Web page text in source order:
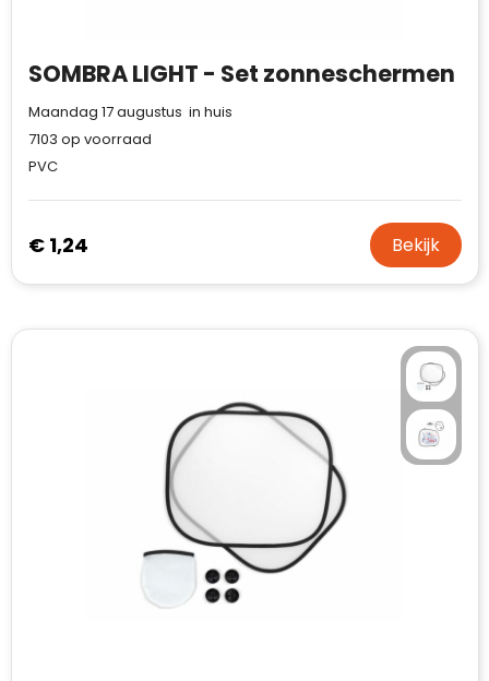
James Harvest
Kingcap
Mepal
Moleskine
SOMBRA LIGHT - Set zonneschermen
Maandag 17 augustus in huis
7103 op voorraad
PVC
€ 1,24 Bekijk